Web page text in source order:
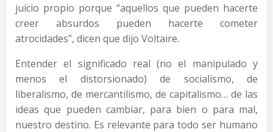
juicio propio porque “aquellos que pueden hacerte
creer absurdos pueden hacerte cometer
atrocidades”, dicen que dijo Voltaire.
Entender el significado real (no el manipulado y
menos el distorsionado) de socialismo, de
liberalismo, de mercantilismo, de capitalismo… de las
ideas que pueden cambiar, para bien o para mal,
nuestro destino. Es relevante para todo ser humano